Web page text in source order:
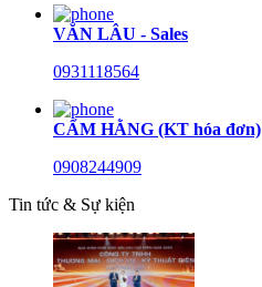
VĂN LÂU - Sales
0931118564
CẨM HẰNG (KT hóa đơn)
0908244909
Tin tức & Sự kiện